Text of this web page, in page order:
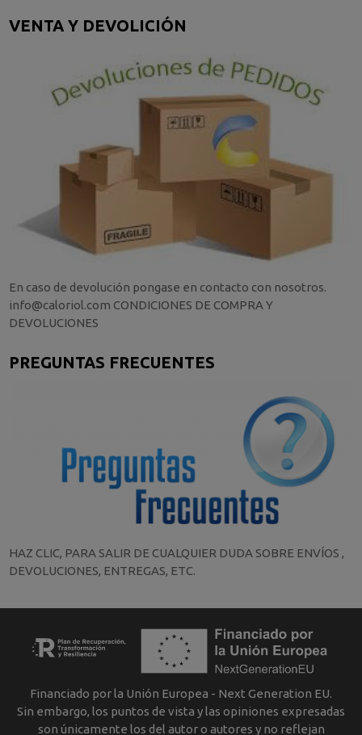
VENTA Y DEVOLICIÓN
En caso de devolución pongase en contacto con nosotros.
info@caloriol.com CONDICIONES DE COMPRA Y
DEVOLUCIONES
PREGUNTAS FRECUENTES
HAZ CLIC, PARA SALIR DE CUALQUIER DUDA SOBRE ENVÍOS ,
DEVOLUCIONES, ENTREGAS, ETC.
Financiado por la Unión Europea - Next Generation EU.
Sin embargo, los puntos de vista y las opiniones expresadas
son únicamente los del autor o autores y no reflejan